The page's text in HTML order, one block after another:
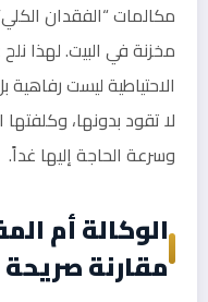
مكالمات “الفقدان
مخزنة في البيت. لهذا
الاحتياطية ليست
لا تقود بدونها،
وسرعة الحاجة إليها غداً.
الوكالة أم
مقارنة صريحة